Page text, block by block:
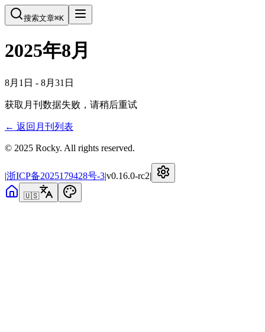
搜索文章⌘K
2025年8月
8月1日 - 8月31日
获取月刊数据失败，请稍后重试
← 返回月刊列表
© 2025 Rocky. All rights reserved.
|浙ICP备2025179428号-3|v0.16.0-rc2|
🇺🇸